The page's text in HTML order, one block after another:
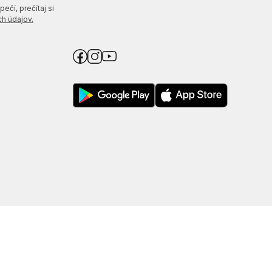
prečítaj si
údajov.